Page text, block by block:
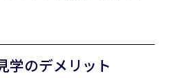
学のデメリット